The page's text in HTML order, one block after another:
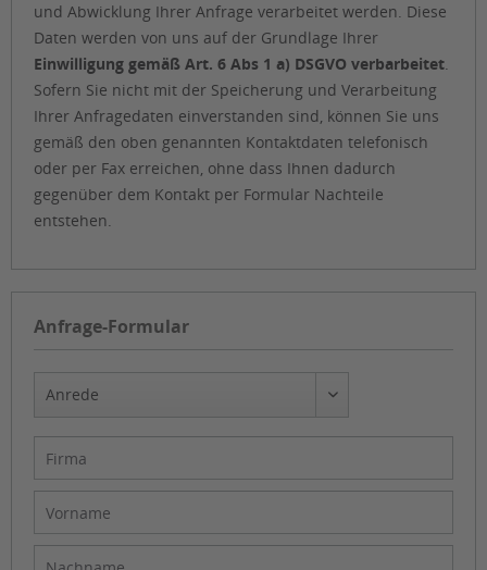
und Abwicklung Ihrer Anfrage verarbeitet werden. Diese
Daten werden von uns auf der Grundlage Ihrer
Einwilligung gemäß Art. 6 Abs 1 a) DSGVO verbarbeitet.
Sofern Sie nicht mit der Speicherung und Verarbeitung
Ihrer Anfragedaten einverstanden sind, können Sie uns
gemäß den oben genannten Kontaktdaten telefonisch
oder per Fax erreichen, ohne dass Ihnen dadurch
gegenüber dem Kontakt per Formular Nachteile
entstehen.
Anfrage-Formular